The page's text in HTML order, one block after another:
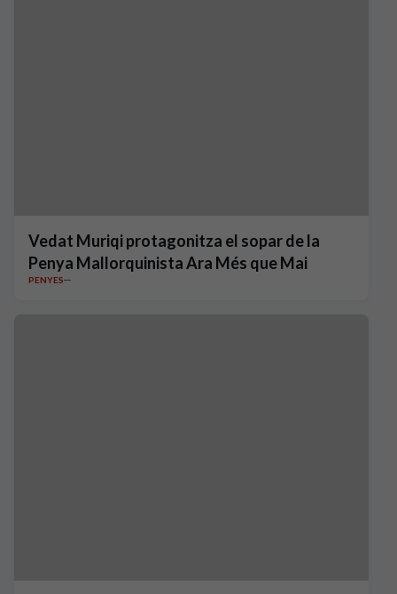
Vedat Muriqi protagonitza el sopar de la
Penya Mallorquinista Ara Més que Mai
PENYES